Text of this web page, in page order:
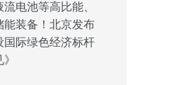
电池等高比能、
能装备！北京发布
国际绿色经济标杆